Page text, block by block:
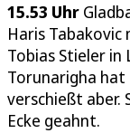
15.53 Uhr
Haris Tabakovic
Tobias Stieler in
Torunarigha hat
verschießt aber.
Ecke geahnt.